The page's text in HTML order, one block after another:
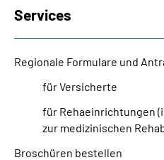
Über uns
Online-Services
Services
Regionale Formulare und
für Versicherte
für Rehaeinrichtungen
zur medizinischen
Broschüren bestellen